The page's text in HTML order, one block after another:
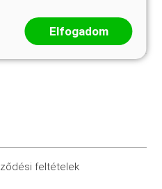
feltételek
Elfogadom